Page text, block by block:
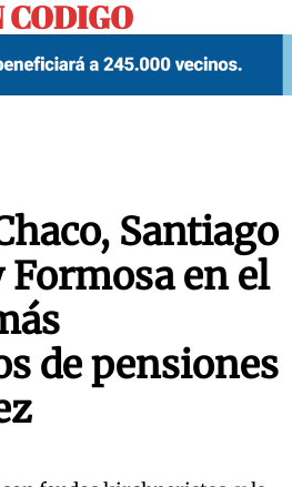
CODIGO
Santiago
Formosa en el
de pensiones